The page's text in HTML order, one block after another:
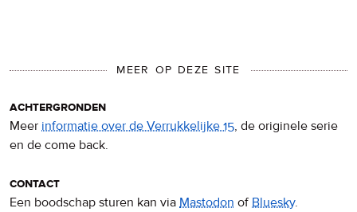
MEER OP DEZE SITE
achtergronden
Meer informatie over de Verrukkelijke 15, de originele serie
en de come back.
contact
Een boodschap sturen kan via Mastodon ofBluesky.